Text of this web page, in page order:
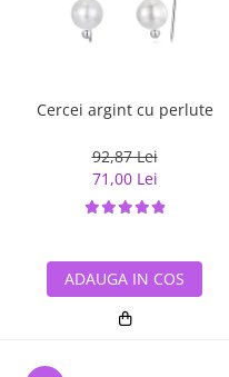
Cercei argint cu perlute
92,87 Lei
71,00 Lei
ADAUGA IN COS